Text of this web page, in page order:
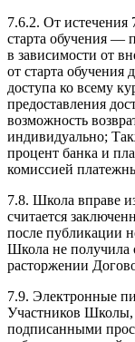
7.6.2. От истечения
старта обучения —
в зависимости от
от старта обучения
доступа ко всему
предоставления
возможность
индивидуально;
процент банка и
комиссией
7.8. Школа вправе
считается
после публикации
Школа не получила
расторжении
7.9. Электронные
Участников Школы,
подписанными